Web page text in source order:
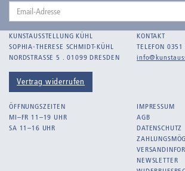
Bankroth, Bernd
Bankroth, Ursula
Barth, Arthur Julius
Bartnig, Horst
Bartzsch, Paul Kurt
Becker, F.
Beckmann, Max
Email-
KUNSTAUSSTELLUNG KÜHL
SOPHIA-THERESE SCHMIDT-KÜHL
NORDSTRASSE 5 . 01099 DRESDEN
Vertrag widerrufen
KONTAKT
TELEFON
ÖFFNUNGSZEITEN
MI–FR 11–19 UHR
SA 11–16 UHR
IMPRESSUM
AGB
DATENSCHUTZ
NEWSLETTER